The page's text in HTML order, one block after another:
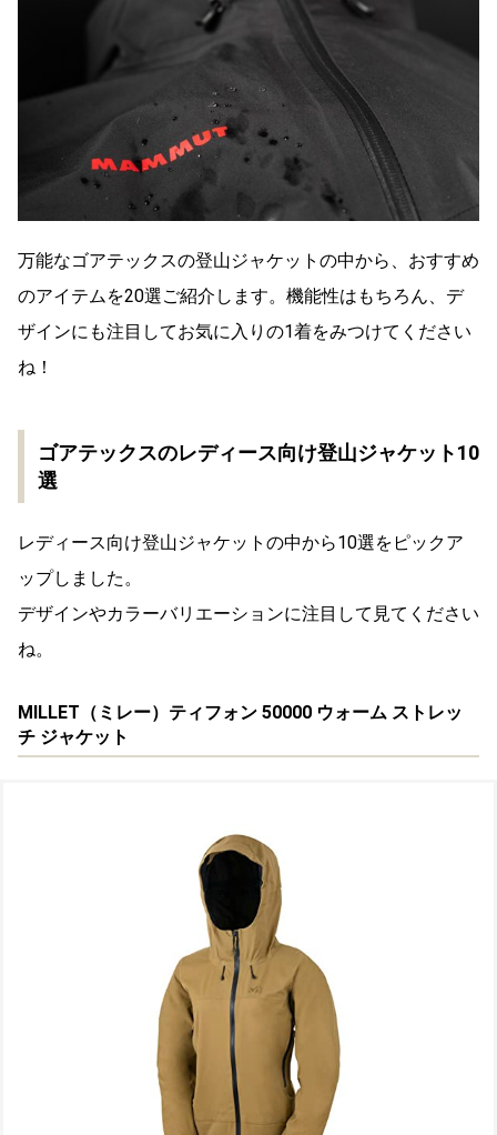
万能なゴアテックスの登山ジャケットの中から、おすすめ
のアイテムを20選ご紹介します。機能性はもちろん、デ
ザインにも注目してお気に入りの1着をみつけてください
ね！
ゴアテックスのレディース向け登山ジャケット10
選
レディース向け登山ジャケットの中から10選をピックア
ップしました。
デザインやカラーバリエーションに注目して見てください
ね。
MILLET（ミレー）ティフォン 50000 ウォーム ストレッ
チ ジャケット